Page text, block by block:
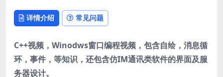
详情介绍 常见问题
C++视频，Winodws窗口编程视频，包含自绘，消息循
环，事件，等知识，还包含仿IM通讯类软件的界面及服
务器设计。